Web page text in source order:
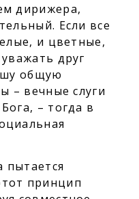
дирижера,
Если все
и цветные,
друг
общую
– вечные слуги
– тогда в
принцип